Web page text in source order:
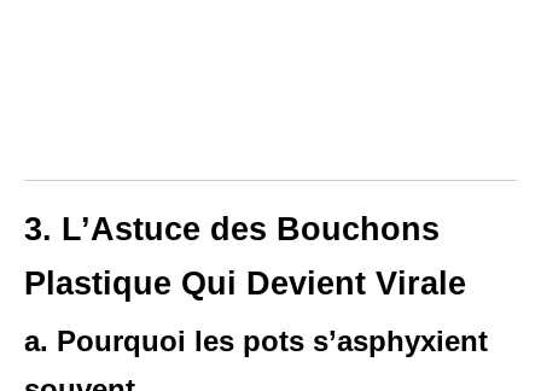
3. L’Astuce des Bouchons
Plastique Qui Devient Virale
a. Pourquoi les pots s’asphyxient